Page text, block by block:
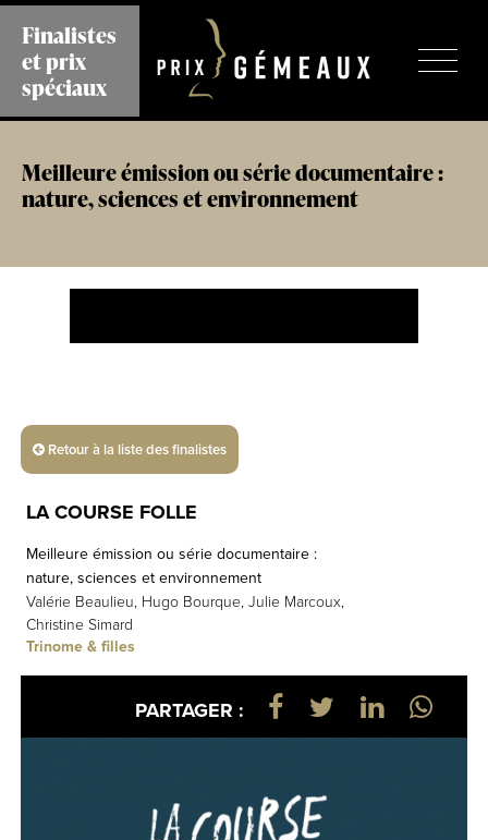
Aller
contenu
principal
Finalistes
et prix
spéciaux
Meilleure émission ou série documentaire :
nature, sciences et environnement
Retour à la liste des finalistes
LA COURSE FOLLE
Meilleure émission ou série documentaire :
nature, sciences et environnement
Valérie Beaulieu, Hugo Bourque, Julie Marcoux,
Christine Simard
Trinome & filles
PARTAGER :